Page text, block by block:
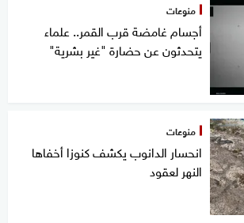
منوعات
أجسام غامضة قرب القمر.. علماء
يتحدثون عن حضارة "غير بشرية"
منوعات
انحسار الدانوب يكشف كنوزا أخفاها
النهر لعقود